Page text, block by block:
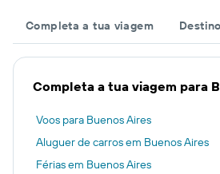
Completa a tua viagem
Completa a tua viagem para
Voos para Buenos Aires
Aluguer de carros em Buenos Aires
Férias em Buenos Aires